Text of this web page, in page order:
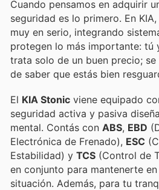
Cuando pensamos en adquirir
seguridad es lo primero. En
muy en serio, integrando
protegen lo más importante: tú
trata solo de un buen precio;
de saber que estás bien
El KIA Stonic viene equipado
seguridad activa y pasiva
mental. Contás con ABS, EBD
Electrónica de Frenado), ESC
Estabilidad) y TCS (Control de
en conjunto para mantenerte
situación. Además, para tu